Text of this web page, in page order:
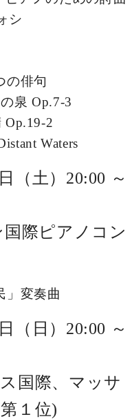
シ
の俳句
泉 Op.7-3
Op.19-2
Waters
（土）20:00 ～
際ピアノコン
」変奏曲
（日）20:00 ～
国際、マッサ
１位)